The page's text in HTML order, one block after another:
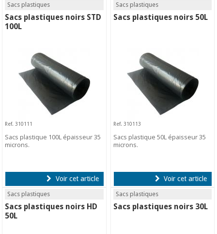
Sacs plastiques
Sacs plastiques noirs STD
100L
Ref. 310111
Sacs plastique 100L épaisseur 35
microns.
Voir cet article
Sacs plastiques
Sacs plastiques noirs 50L
Ref. 310113
Sacs plastique 50L épaisseur 35
microns.
Voir cet article
Sacs plastiques
Sacs plastiques noirs HD
50L
Sacs plastiques
Sacs plastiques noirs 30L